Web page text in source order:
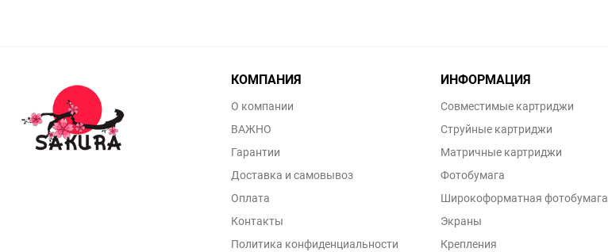
КОМПАНИЯ
О компании
ВАЖНО
Гарантии
Доставка и самовывоз
Оплата
Контакты
Политика конфиденциальности
ИНФОРМАЦИЯ
Совместимые картриджи
Струйные картриджи
Матричные картриджи
Фотобумага
Широкоформатная фотобумага
Экраны
Крепления